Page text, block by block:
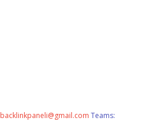
backlinkpaneli@gmail.com Teams: